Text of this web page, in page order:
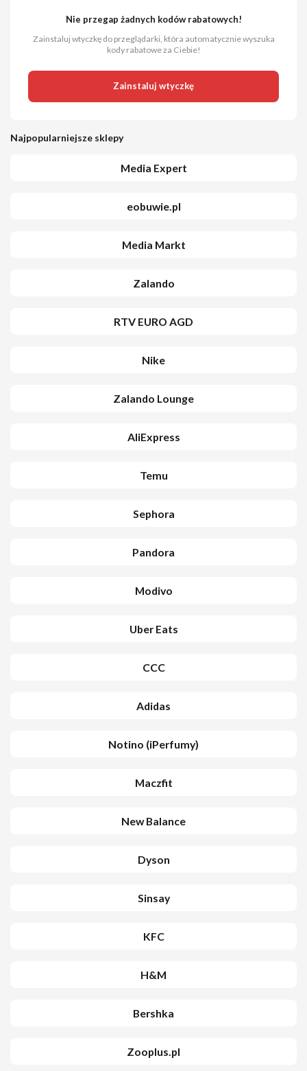
Nie przegap żadnych kodów rabatowych!
Zainstaluj wtyczkę do przeglądarki, która automatycznie wyszuka
kody rabatowe za Ciebie!
Zainstaluj wtyczkę
Najpopularniejsze sklepy
Media Expert
eobuwie.pl
Media Markt
Zalando
RTV EURO AGD
Nike
Zalando Lounge
AliExpress
Temu
Sephora
Pandora
Modivo
Uber Eats
CCC
Adidas
Notino (iPerfumy)
Maczfit
New Balance
Dyson
Sinsay
KFC
H&M
Bershka
Zooplus.pl